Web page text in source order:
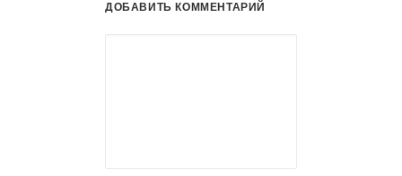
ДОБАВИТЬ КОММЕНТАРИЙ